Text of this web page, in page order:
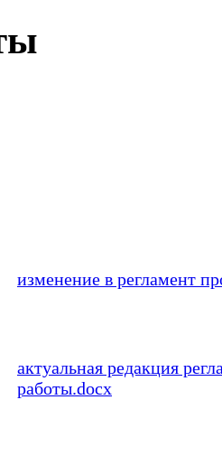
изменение в регламент
актуальная редакция
работы.docx